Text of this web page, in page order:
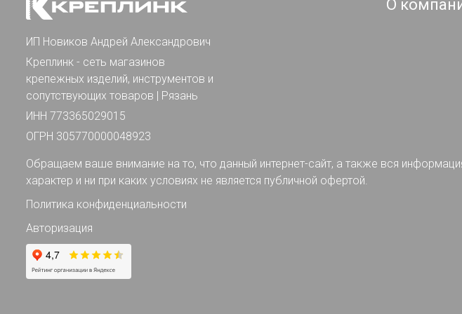
ИП Новиков Андрей Александрович
Креплинк - сеть магазинов
крепежных изделий, инструментов и
сопутствующих товаров | Рязань
ИНН 773365029015
ОГРН 305770000048923
О
Обращаем ваше внимание на то, что данный интернет-сайт, а также вся
характер и ни при каких условиях не является публичной офертой.
Политика конфиденциальности
Авторизация